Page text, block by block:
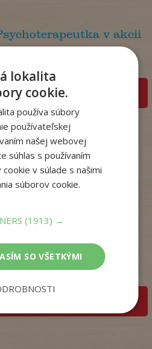
v akcii
Philippa
pridať do košíka
sveta zvierat
kolektív
lokalita
cookie.
používa súbory
používateľskej
našej webovej
súhlas s používaním
v súlade s našimi
súborov cookie.
(1913) →
SO VŠETKÝMI